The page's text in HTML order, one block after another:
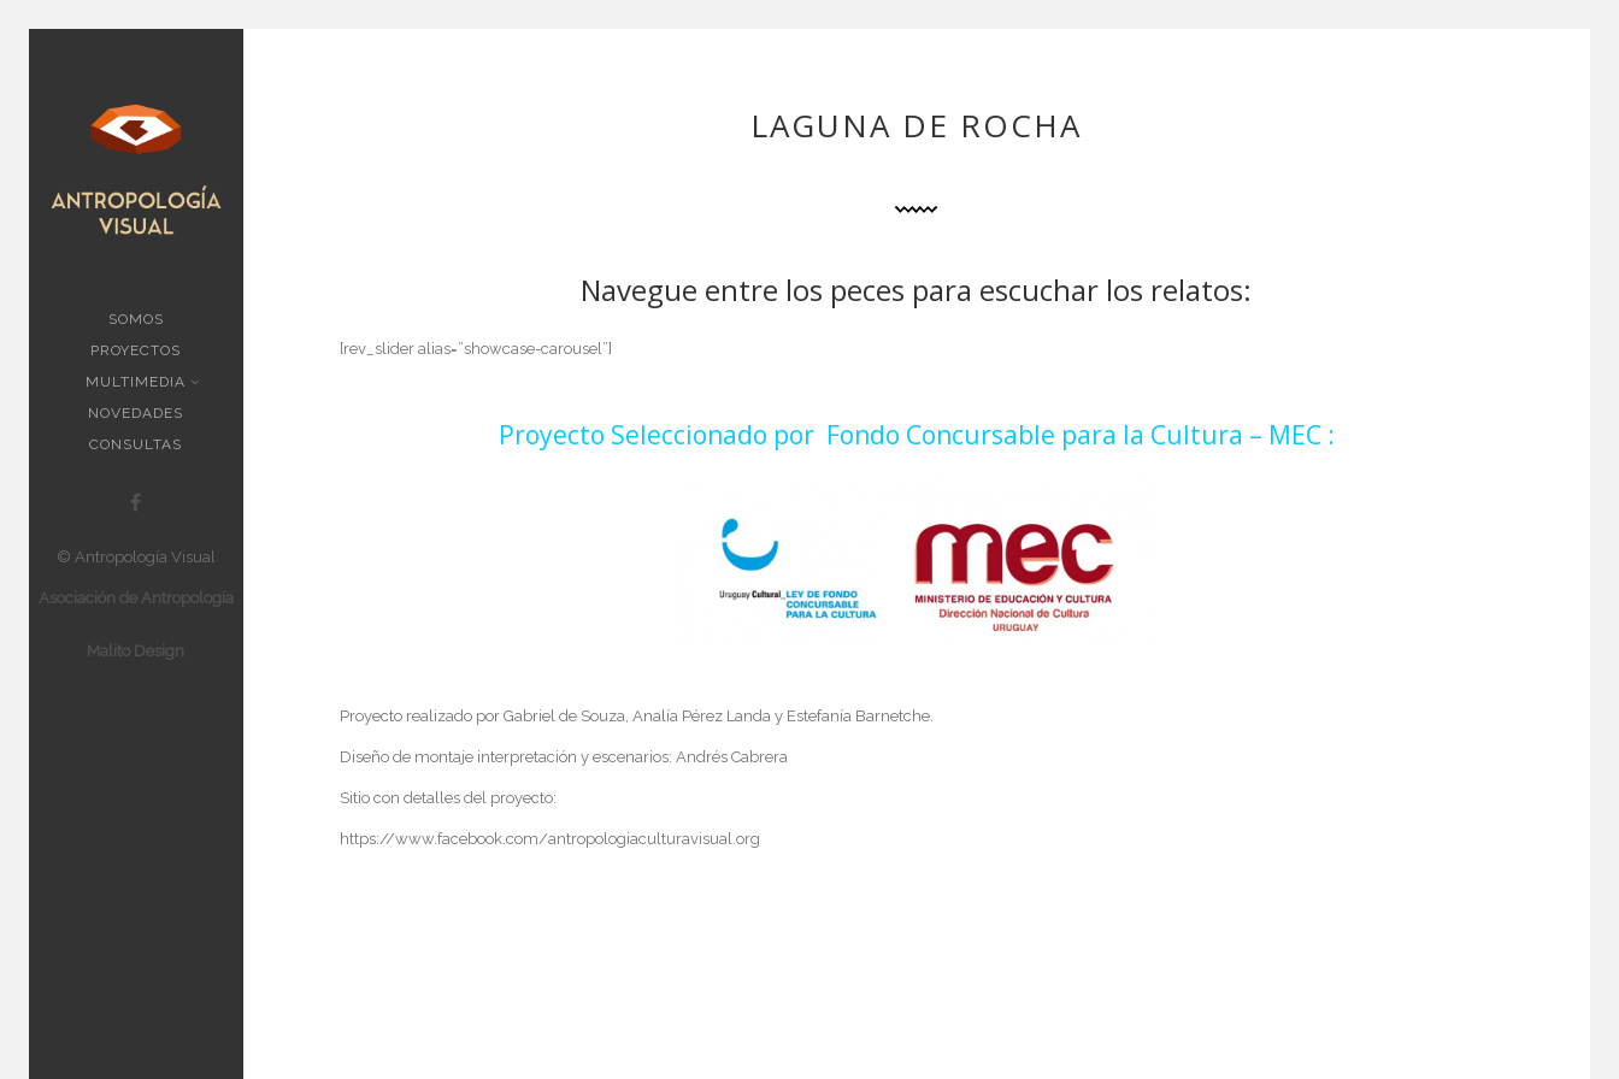
SOMOS
PROYECTOS
MULTIMEDIA
NOVEDADES
CONSULTAS
© Antropología Visual
Asociación de Antropología
Malito Design
LAGUNA DE ROCHA
Navegue entre los peces para escuchar los relatos:
[rev_slider alias=”showcase-carousel”]
Proyecto Seleccionado por Fondo Concursable para la Cultura – MEC :
Proyecto realizado por Gabriel de Souza, Analía Pérez Landa y Estefanía Barnetche.
Diseño de montaje interpretación y escenarios: Andrés Cabrera
Sitio con detalles del proyecto:
https://www.facebook.com/antropologiaculturavisual.org